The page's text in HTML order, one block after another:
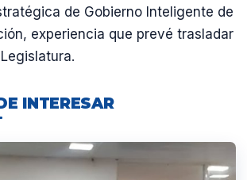
de Gobierno Inteligente de
experiencia que prevé trasladar
INTERESAR